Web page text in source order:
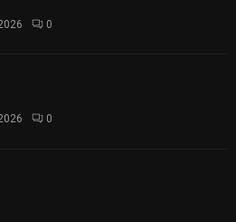
0
0